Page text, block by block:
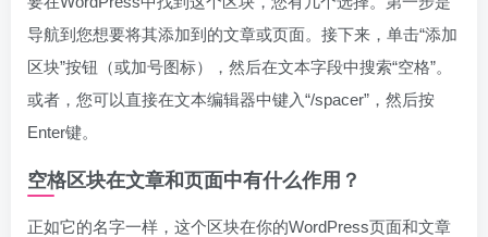
导航到您想要将其添加到的文章或页面。接下来，单击“添加
区块”按钮（或加号图标），然后在文本字段中搜索“空格”。
或者，您可以直接在文本编辑器中键入“/spacer”，然后按
Enter键。
空格区块在文章和页面中有什么作用？
正如它的名字一样，这个区块在你的WordPress页面和文章